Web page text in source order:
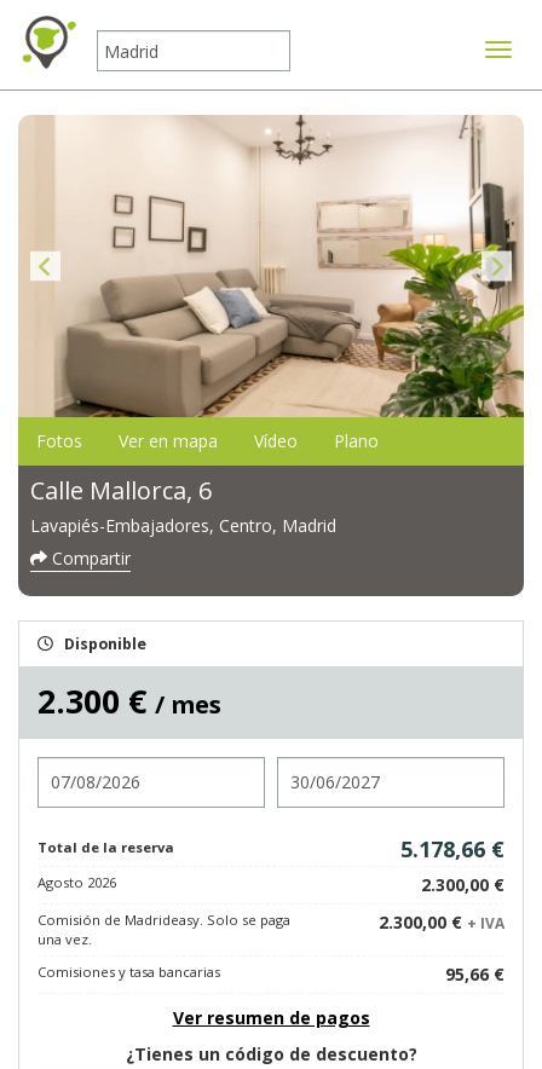
Fotos Ver en mapa Vídeo Plano
Calle Mallorca, 6
Lavapiés-Embajadores, Centro, Madrid
Compartir
Disponible
2.300 € / mes
Total de la reserva 5.178,66 €
Agosto 2026 2.300,00 €
Comisión de Madrideasy. Solo se paga
una vez.
2.300,00 € + IVA
Comisiones y tasa bancarias
95,66 €
Ver resumen de pagos
¿Tienes un código de descuento?